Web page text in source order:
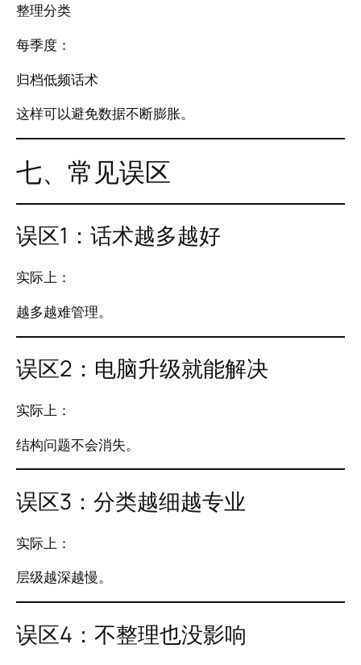
整理分类
每季度：
归档低频话术
这样可以避免数据不断膨胀。
七、常见误区
误区1：话术越多越好
实际上：
越多越难管理。
误区2：电脑升级就能解决
实际上：
结构问题不会消失。
误区3：分类越细越专业
实际上：
层级越深越慢。
误区4：不整理也没影响